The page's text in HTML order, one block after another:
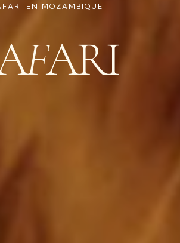
EN MOZAMBIQUE
FARI